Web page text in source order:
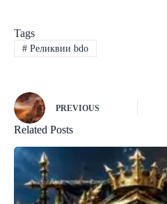
Tags
#Реликвии bdo
PREVIOUS
Related Posts